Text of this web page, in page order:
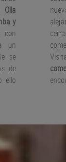
Olla
y
con
un
se
de
ello